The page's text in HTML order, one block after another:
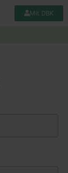
Mit DBK